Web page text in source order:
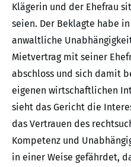
Klägerin und der Ehefrau
seien. Der Beklagte habe
anwaltliche
Mietvertrag mit seiner
abschloss und sich damit
eigenen wirtschaftlichen
sieht das Gericht die
das Vertrauen des
Kompetenz und
in einer Weise gefährdet,